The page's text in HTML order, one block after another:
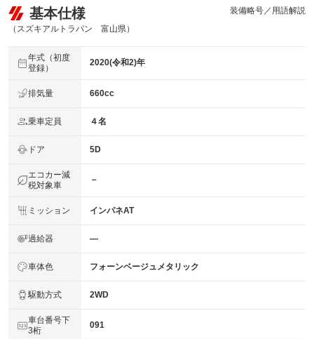
基本仕様
（スズキアルトラパン 富山県）
装備略号／用語解説
年式（初度
登録）
2020(令和2)年
排気量 660cc
乗車定員 ４名
ドア 5D
エコカー減
税対象車
－
ミッション インパネAT
過給器 ―
車体色 フォーンベージュメタリック
駆動方式 2WD
車台番号下
3桁
091